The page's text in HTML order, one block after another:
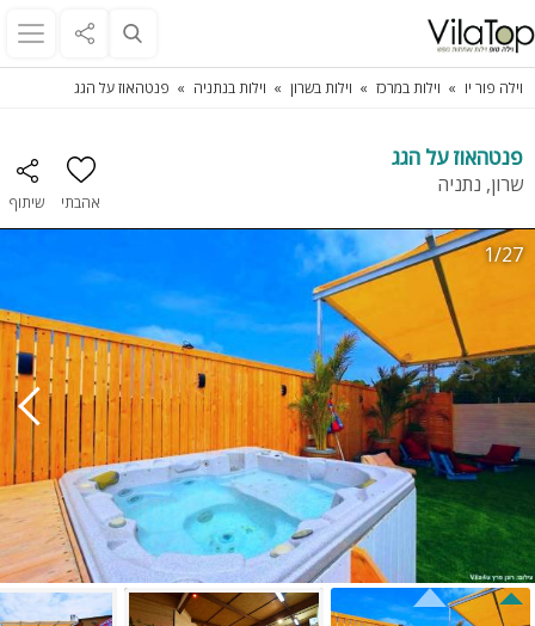
וילה פור יו וילות במרכז וילות בשרון וילות בנתניה פנטהאוז על הגג
פנטהאוז על הגג
שרון, נתניה
אהבתי שיתוף
1/27